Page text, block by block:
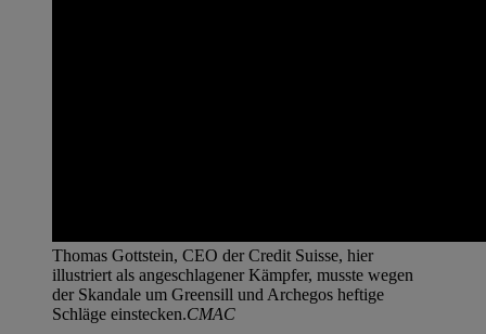
Thomas Gottstein, CEO der Credit Suisse, hier
illustriert als angeschlagener Kämpfer, musste wegen
der Skandale um Greensill und Archegos heftige
Schläge einstecken.CMAC